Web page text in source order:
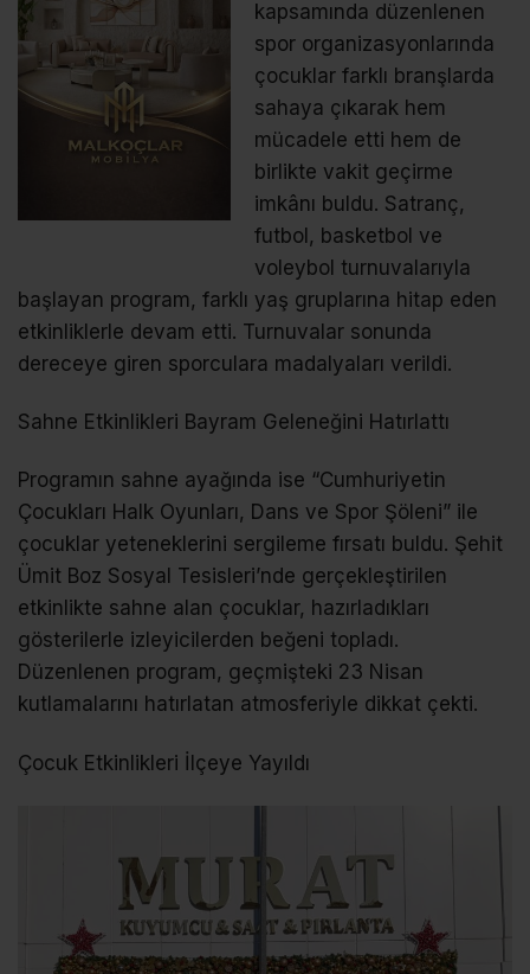
kapsamında düzenlenen
spor organizasyonlarında
çocuklar farklı branşlarda
sahaya çıkarak hem
mücadele etti hem de
birlikte vakit geçirme
imkânı buldu. Satranç,
futbol, basketbol ve
voleybol turnuvalarıyla
başlayan program, farklı yaş gruplarına hitap eden
etkinliklerle devam etti. Turnuvalar sonunda
dereceye giren sporculara madalyaları verildi.
Sahne Etkinlikleri Bayram Geleneğini Hatırlattı
Programın sahne ayağında ise “Cumhuriyetin
Çocukları Halk Oyunları, Dans ve Spor Şöleni” ile
çocuklar yeteneklerini sergileme fırsatı buldu. Şehit
Ümit Boz Sosyal Tesisleri’nde gerçekleştirilen
etkinlikte sahne alan çocuklar, hazırladıkları
gösterilerle izleyicilerden beğeni topladı.
Düzenlenen program, geçmişteki 23 Nisan
kutlamalarını hatırlatan atmosferiyle dikkat çekti.
Çocuk Etkinlikleri İlçeye Yayıldı